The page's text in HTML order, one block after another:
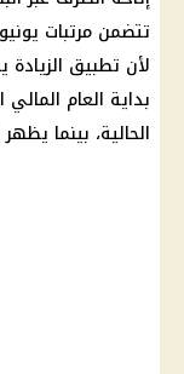
تتضمن مرتبات
لأن تطبيق الزيادة
بداية العام المالي
الحالية، بينما